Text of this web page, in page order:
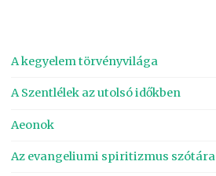
A kegyelem törvényvilága
A Szentlélek az utolsó időkben
Aeonok
Az evangeliumi spiritizmus szótára